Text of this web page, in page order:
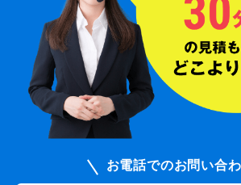
お電話でのお問い合